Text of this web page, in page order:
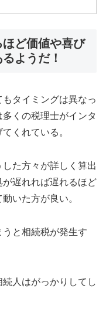
ど価値や喜び
ようだ！
タイミングは異なっ
くの税理士がインタ
くれている。
た方々が詳しく算出
遅れれば遅れるほど
いた方が良い。
と相続税が発生す
人はがっかりしてし